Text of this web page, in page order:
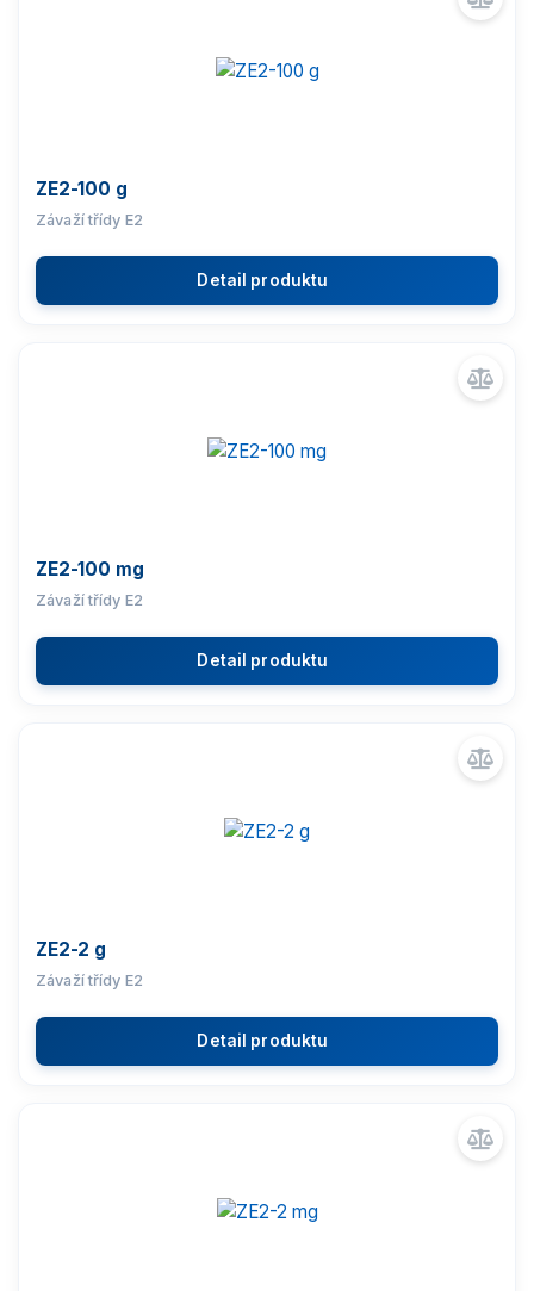
ZE2-100 g
Závaží třídy E2
Detail produktu
ZE2-100 mg
Závaží třídy E2
Detail produktu
ZE2-2 g
Závaží třídy E2
Detail produktu